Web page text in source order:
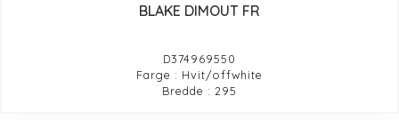
BLAKE DIMOUT FR
D374969550
Farge : Hvit/offwhite
Bredde : 295